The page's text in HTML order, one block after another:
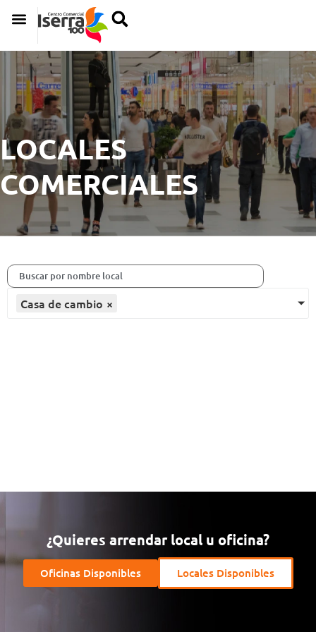
LOCALES
COMERCIALES
Casa de cambio ×
¿Quieres arrendar local u oficina?
Oficinas Disponibles Locales Disponibles